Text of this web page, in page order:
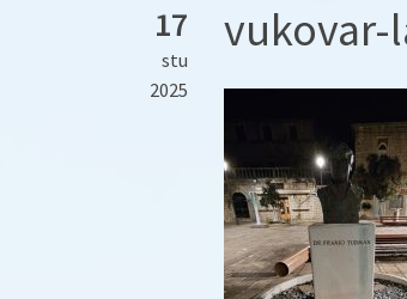
17
stu
2025
vukovar-